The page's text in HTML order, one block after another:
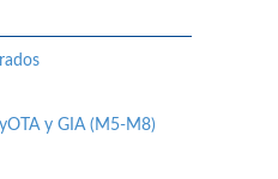
y GIA (M5-M8)